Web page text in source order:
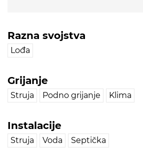
Razna svojstva
Lođa
Grijanje
Struja Podno grijanje Klima
Instalacije
Struja Voda Septička